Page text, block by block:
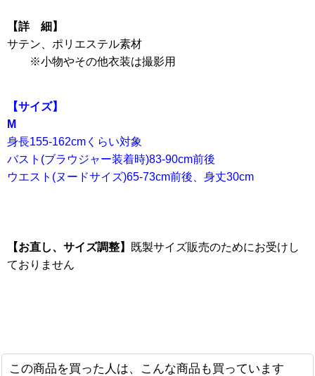
【詳 細】
サテン、ポリエステル素材
※小物やその他衣装は撮影用
【サイズ】
M
身長155-162cmくらい対象
バスト(ブラウジャー装着時)83-90cm前後
ウエスト(ヌードサイズ)65-73cm前後、身丈30cm
【お直し、サイズ調整】
既製サイズ販売のためにお受けし
ておりません
この商品を買った人は、こんな商品も買っています